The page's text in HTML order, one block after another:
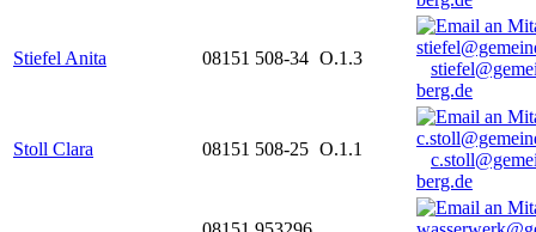
Stiefel Anita 08151 508-34 O.1.3
berg.de
Stoll Clara 08151 508-25 O.1.1
berg.de